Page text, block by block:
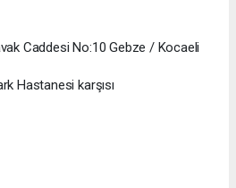
Caddesi No:10 Gebze / Kocaeli
Hastanesi karşısı